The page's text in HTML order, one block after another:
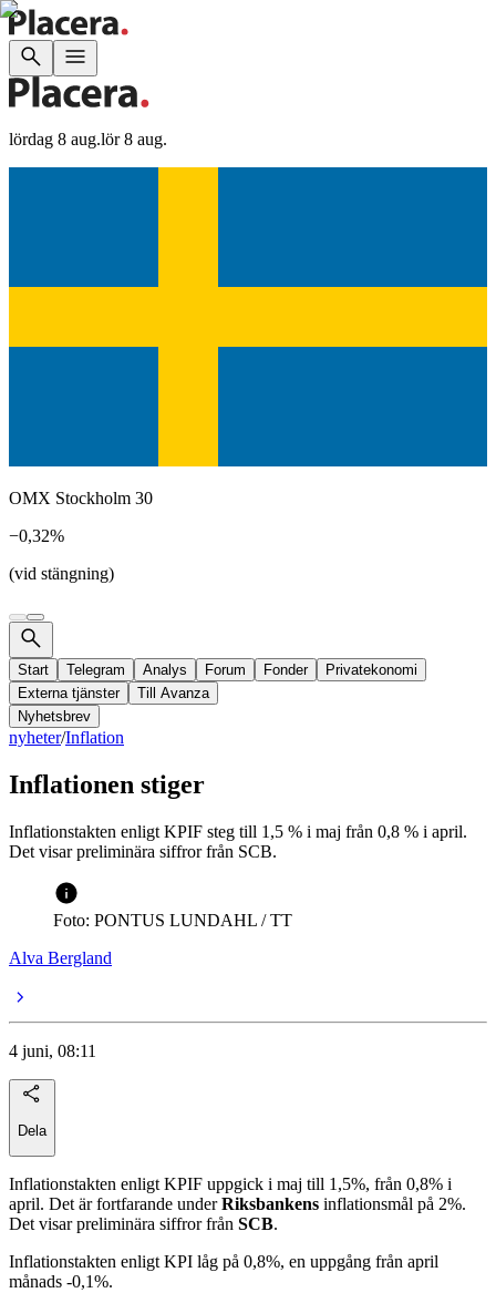
lördag 8 aug.lör 8 aug.
OMX Stockholm 30
−0,32%
(vid stängning)
Start Telegram Analys Forum Fonder
Privatekonomi
Externa tjänster
Till Avanza
Nyhetsbrev
nyheter/Inflation
Inflationen stiger
Inflationstakten enligt KPIF steg till 1,5 % i maj från 0,8 % i april.
Det visar preliminära siffror från SCB.
Foto: PONTUS LUNDAHL / TT
Alva Bergland
4 juni, 08:11
Dela
Inflationstakten enligt KPIF uppgick i maj till 1,5%, från 0,8% i
april. Det är fortfarande underRiksbankens inflationsmål på 2%.
Det visar preliminära siffror från SCB.
Inflationstakten enligt KPI låg på 0,8%, en uppgång från april
månads -0,1%.